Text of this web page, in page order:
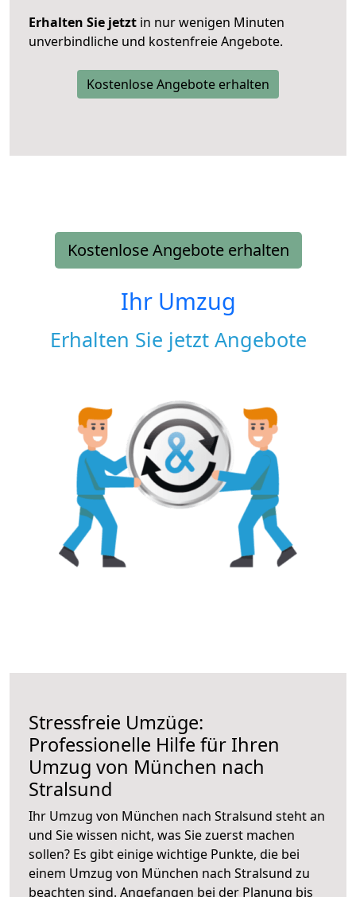
Erhalten Sie jetzt in nur wenigen Minuten
unverbindliche und kostenfreie Angebote.
Kostenlose Angebote erhalten
Kostenlose Angebote erhalten
Ihr Umzug
Erhalten Sie jetzt Angebote
Stressfreie Umzüge:
Professionelle Hilfe für Ihren
Umzug von München nach
Stralsund
Ihr Umzug von München nach Stralsund steht an
und Sie wissen nicht, was Sie zuerst machen
sollen? Es gibt einige wichtige Punkte, die bei
einem Umzug von München nach Stralsund zu
beachten sind. Angefangen bei der Planung bis